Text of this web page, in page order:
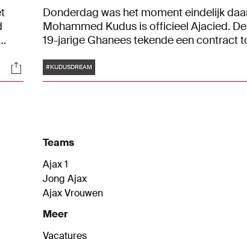
Socials
Donderdag was het moment eindelijk
Mohammed Kudus is officieel Ajacied. De
19-jarige Ghanees tekende een contract
Tags
#KUDUSDREAM
Teams
Ajax 1
Jong Ajax
Ajax Vrouwen
Meer
Vacatures